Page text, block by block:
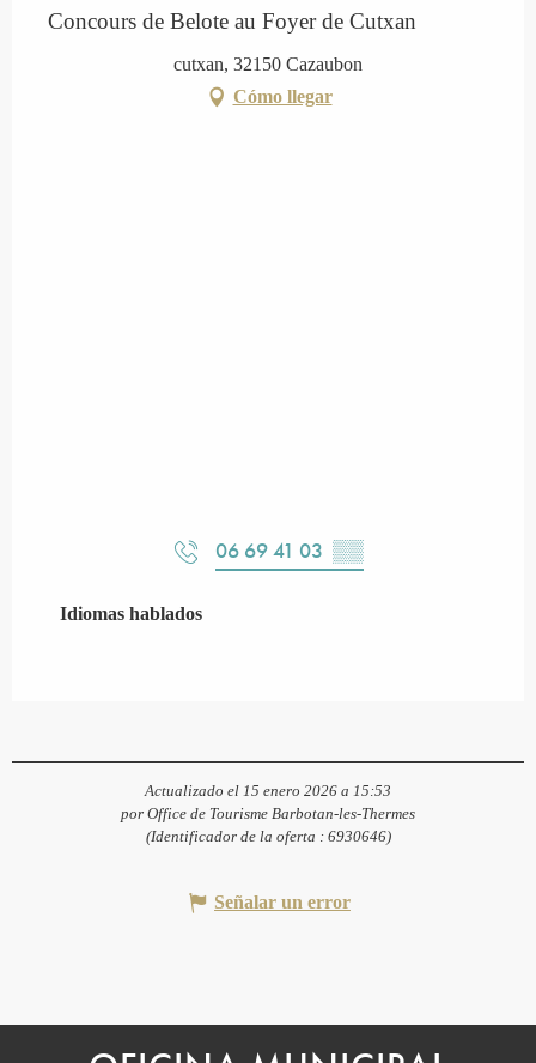
Concours de Belote au Foyer de Cutxan
cutxan, 32150 Cazaubon
Cómo llegar
06 69 41 03 ▒▒
Idiomas hablados
Idiomas hablados
Actualizado el 15 enero 2026 a 15:53
por Office de Tourisme Barbotan-les-Thermes
(Identificador de la oferta : 6930646)
Señalar un error